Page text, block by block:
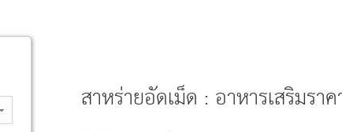
สาหร่ายอัดเม็ด : อาหารเสริมรา